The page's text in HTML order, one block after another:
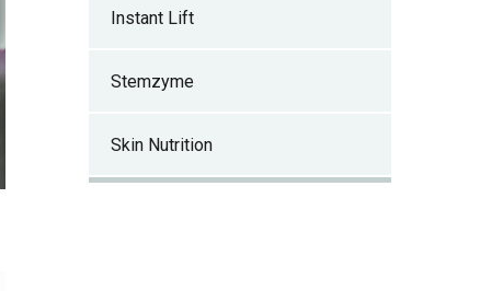
Instant Lift
Stemzyme
Skin Nutrition